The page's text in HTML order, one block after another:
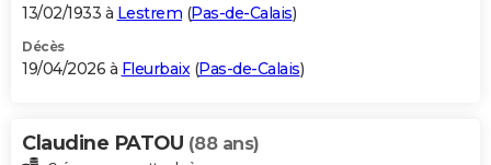
13/02/1933 à Lestrem (Pas-de-Calais)
Décès
19/04/2026 à Fleurbaix (Pas-de-Calais)
Claudine PATOU (88 ans)